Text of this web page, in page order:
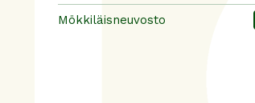
Mökkiläisneuvosto